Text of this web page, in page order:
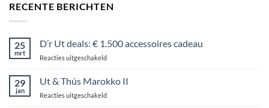
RECENTE BERICHTEN
25
mrt
D’r Ut deals: € 1.500 accessoires cadeau
Reacties uitgeschakeldvoor
Ut
deals:
€
29
jan
Ut & Thús Marokko II
Reacties uitgeschakeldvoor